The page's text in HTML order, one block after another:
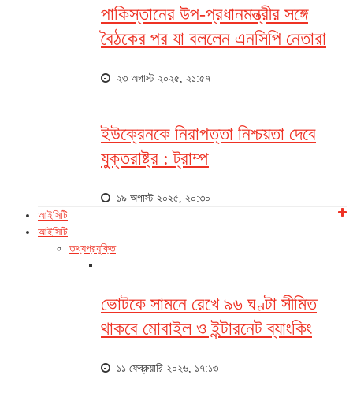
পাকিস্তানের উপ-প্রধানমন্ত্রীর সঙ্গে
বৈঠকের পর যা বললেন এনসিপি নেতারা
২৩ অগাস্ট ২০২৫, ২১:৫৭
ইউক্রেনকে নিরাপত্তা নিশ্চয়তা দেবে
যুক্তরাষ্ট্র : ট্রাম্প
১৯ অগাস্ট ২০২৫, ২০:৩০
আইসিটি
আইসিটি
তথ্যপ্রযুক্তি
ভোটকে সামনে রেখে ৯৬ ঘণ্টা সীমিত
থাকবে মোবাইল ও ইন্টারনেট ব্যাংকিং
১১ ফেব্রুয়ারি ২০২৬, ১৭:১৩